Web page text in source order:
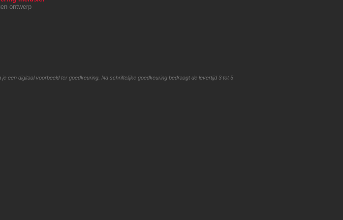
ontwerp
een digitaal voorbeeld ter goedkeuring. Na schriftelijke goedkeuring bedraagt de levertijd 3 tot 5